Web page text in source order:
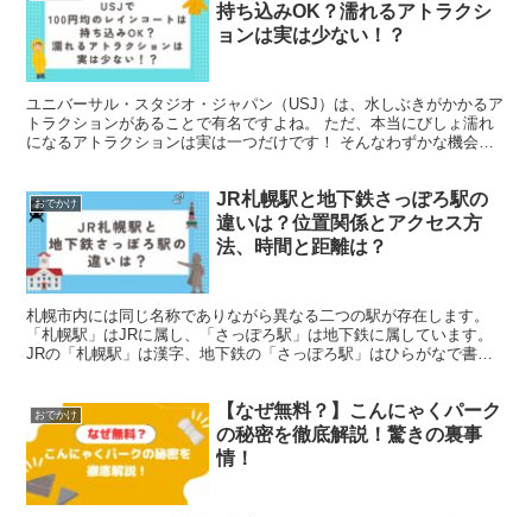
持ち込みOK？濡れるアトラクシ
ョンは実は少ない！？
ユニバーサル・スタジオ・ジャパン（USJ）は、水しぶきがかかるア
トラクションがあることで有名ですよね。 ただ、本当にびしょ濡れ
になるアトラクションは実は一つだけです！ そんなわずかな機会の
おでかけ
JR札幌駅と地下鉄さっぽろ駅の
違いは？位置関係とアクセス方
法、時間と距離は？
札幌市内には同じ名称でありながら異なる二つの駅が存在します。
「札幌駅」はJRに属し、「さっぽろ駅」は地下鉄に属しています。
JRの「札幌駅」は漢字、地下鉄の「さっぽろ駅」はひらがなで書か
おでかけ
【なぜ無料？】こんにゃくパーク
の秘密を徹底解説！驚きの裏事
情！